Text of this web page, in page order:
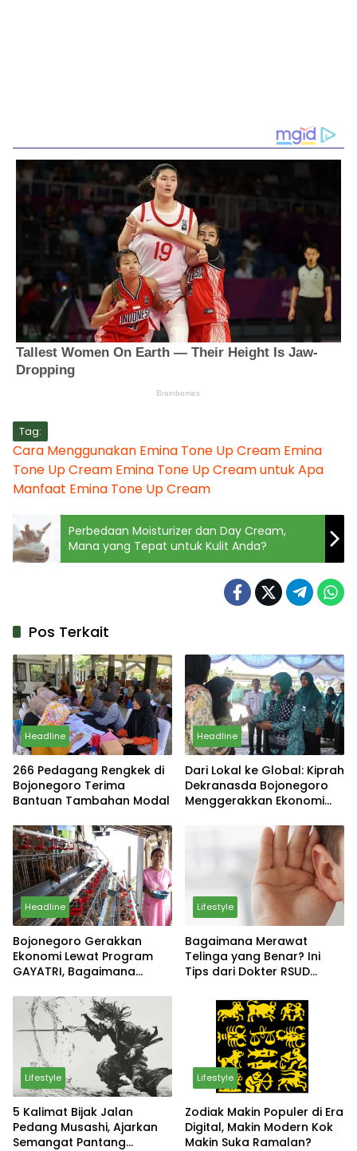
Tag:
Cara Menggunakan Emina Tone Up Cream Emina
Tone Up Cream Emina Tone Up Cream untuk Apa
Manfaat Emina Tone Up Cream
Perbedaan Moisturizer dan Day Cream,
Mana yang Tepat untuk Kulit Anda?
Pos Terkait
Headline
266 Pedagang Rengkek di
Bojonegoro Terima
Bantuan Tambahan Modal
Headline
Dari Lokal ke Global: Kiprah
Dekranasda Bojonegoro
Menggerakkan Ekonomi
Headline
Bojonegoro Gerakkan
Ekonomi Lewat Program
GAYATRI, Bagaimana
Lifestyle
Bagaimana Merawat
Telinga yang Benar? Ini
Tips dari Dokter RSUD
Bojonegoro
Lifestyle
5 Kalimat Bijak Jalan
Pedang Musashi, Ajarkan
Semangat Pantang
Lifestyle
Zodiak Makin Populer di Era
Digital, Makin Modern Kok
Makin Suka Ramalan?